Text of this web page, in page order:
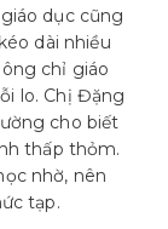
dục cũng
dài nhiều
chỉ giáo
lo. Chị Đặng
cho biết
thấp thỏm.
nhờ, nên
tạp.